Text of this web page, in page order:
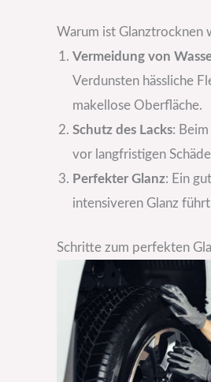
Warum ist Glanztrocknen
Vermeidung von
Verdunsten hässliche
makellose Oberfläche.
Schutz des Lacks:
vor langfristigen
Perfekter Glanz: Ein
intensiveren Glanz
Schritte zum perfekten